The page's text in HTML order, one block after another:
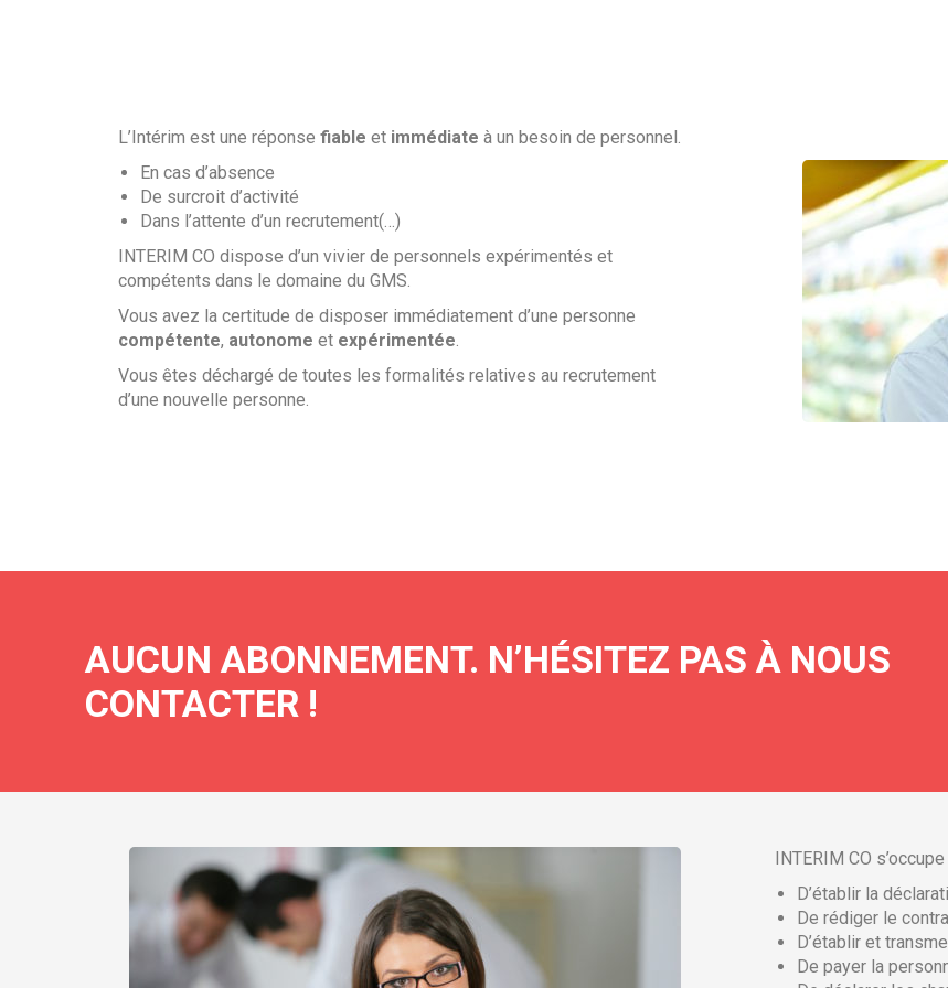
L’Intérim est une réponse fiable et immédiate à un besoin de personnel.
En cas d’absence
De surcroit d’activité
Dans l’attente d’un recrutement(…)
INTERIM CO dispose d’un vivier de personnels expérimentés et
compétents dans le domaine du GMS.
Vous avez la certitude de disposer immédiatement d’une personne
compétente, autonome et expérimentée.
Vous êtes déchargé de toutes les formalités relatives au recrutement
d’une nouvelle personne.
AUCUN ABONNEMENT. N’HÉSITEZ PAS À NOUS
CONTACTER !
INTERIM CO s’occupe
D’établir la
De rédiger le
D’établir et
De payer la